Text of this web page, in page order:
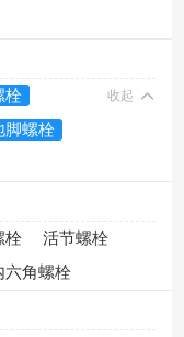
栓
脚螺栓
收起
栓
活节螺栓
六角螺栓